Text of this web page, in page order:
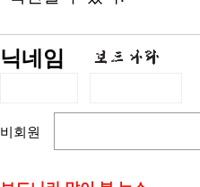
닉네임
비회원